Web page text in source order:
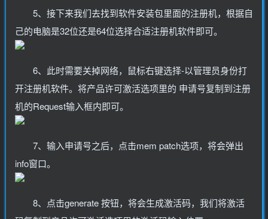
5、接下来我们去找到软件安装包里面的注册机，根据自
己的电脑是32位还是64位选择合适注册机软件即可。
6、此时需要关掉网络，鼠标右键选择-以管理员身份打
开注册机软件。将产品许可激活选项里的 申请号复制到注册
机的Request输入框内即可。
7、输入申请号之后，点击mem patch选项，将会弹出
info窗口。
8、点击generate 按钮，将会生成激活码，我们将激活